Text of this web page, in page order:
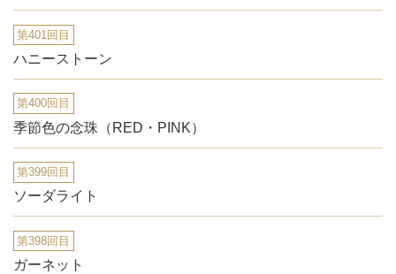
第401回目
ハニーストーン
第400回目
季節色の念珠（RED・PINK）
第399回目
ソーダライト
第398回目
ガーネット